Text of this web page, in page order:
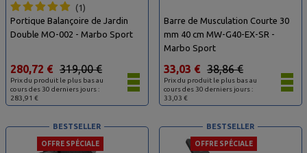
1
Portique Balançoire de Jardin
Double MO-002 - Marbo Sport
Prix du produit le plus bas au
cours des 30 derniers jours :
283,91 €
319,00 €
280,72 €
Barre de Musculation Courte 30
mm 40 cm MW-G40-EX-SR -
Marbo Sport
Prix du produit le plus bas au
cours des 30 derniers jours :
33,03 €
38,86 €
33,03 €
OFFRE SPÉCIALE
BESTSELLER
OFFRE SPÉCIALE
BESTSELLER